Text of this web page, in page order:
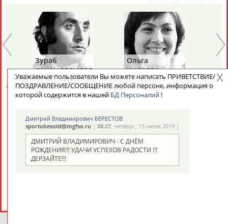
Зураб
САКАНДЕЛИДЗЕ
Ольга
КНЯЗЕВА
СЕГОДНЯ ДЕНЬ ПАМЯТИ У ПЕРСОН ИЗ МИРА
Уважаемые пользователи Вы можете написать ПРИВЕТСТВИЕ/
ПОЗДРАВЛЕНИЕ/СООБЩЕНИЕ любой персоне, информация о
которой содержится в нашей БД Персоналий!
Дмитрий Владимирович БЕРЕСТОВ
sportobesotd@mgfso.ru | 08:27, четверг, 13 июня 2019 |
ДМИТРИЙ ВЛАДИМИРОВИЧ - С ДНЁМ
РОЖДЕНИЯ!!! УДАЧИ УСПЕХОВ РАДОСТИ !!!
ДЕРЗАЙТЕ!!!